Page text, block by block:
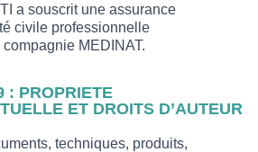
a souscrit une assurance
civile professionnelle
MEDINAT.
: PROPRIETE
ET DROITS D’AUTEUR
techniques, produits,